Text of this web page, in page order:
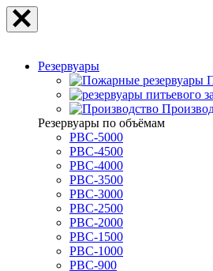
Резервуары
Резервуары по объёмам
РВС-5000
РВС-4500
РВС-4000
РВС-3500
РВС-3000
РВС-2500
РВС-2000
РВС-1500
РВС-1000
РВС-900